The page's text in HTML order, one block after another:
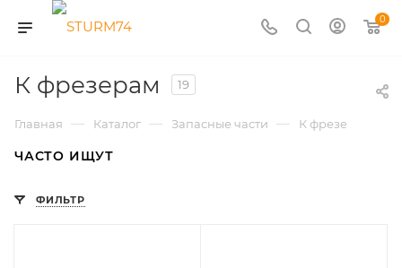
0
К фрезерам 19
Главная — Каталог — Запасные части — К фрезерам
ЧАСТО ИЩУТ
ФИЛЬТР